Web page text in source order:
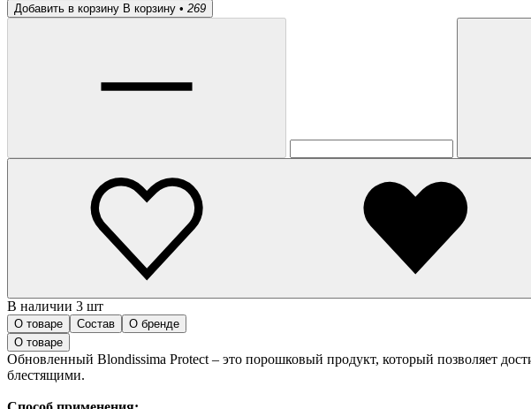
Добавить в корзину В корзину • 269
В наличии 3 шт
О товаре Состав
О бренде
О товаре
Обновленный Blondissima Protect – это порошковый продукт, который позволяет
блестящими.